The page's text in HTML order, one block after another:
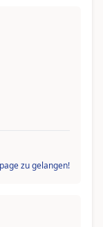
zu gelangen!